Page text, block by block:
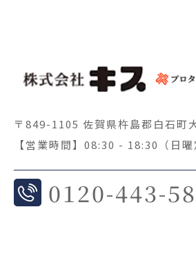
〒849-1105 佐賀県杵島郡白石町
【営業時間】08:30 - 18:30（日曜
0120-443-